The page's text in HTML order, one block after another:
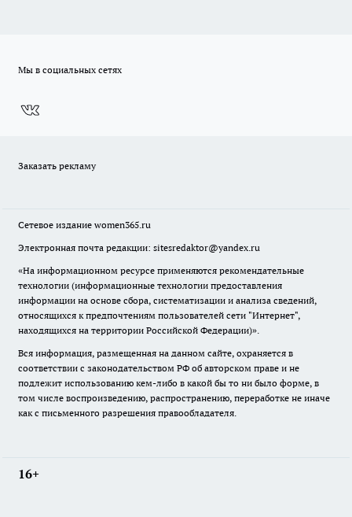
Мы в социальных сетях
Заказать рекламу
Сетевое издание women365.ru
Электронная почта редакции: sitesredaktor@yandex.ru
«На информационном ресурсе применяются рекомендательные
технологии (информационные технологии предоставления
информации на основе сбора, систематизации и анализа сведений,
относящихся к предпочтениям пользователей сети "Интернет",
находящихся на территории Российской Федерации)».
Вся информация, размещенная на данном сайте, охраняется в
соответствии с законодательством РФ об авторском праве и не
подлежит использованию кем-либо в какой бы то ни было форме, в
том числе воспроизведению, распространению, переработке не иначе
как с письменного разрешения правообладателя.
16+